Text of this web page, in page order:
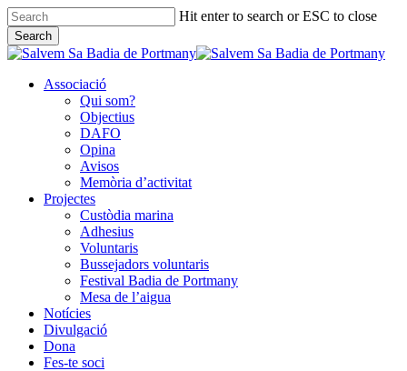
Skip
to
main
content
Hit enter to search or ESC to close
Search
Close
Associació
Qui som?
Objectius
DAFO
Opina
Avisos
Memòria d’activitat
Projectes
Custòdia marina
Adhesius
Voluntaris
Bussejadors voluntaris
Festival Badia de Portmany
Mesa de l’aigua
Notícies
Divulgació
Dona
Fes-te soci